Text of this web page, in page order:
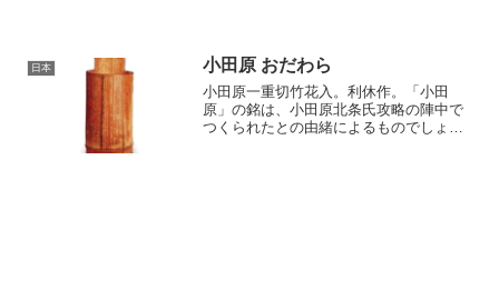
日本 小田原 おだわら
小田原一重切竹花入。利休作。「小田
原」の銘は、小田原北条氏攻略の陣中で
つくられたとの由緒によるものでしょ